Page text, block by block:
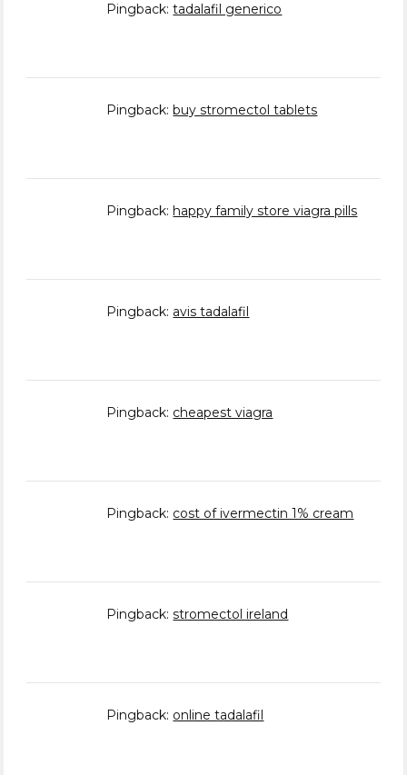
Pingback:tadalafil generico
Pingback: buy stromectol tablets
Pingback: happy family store viagra pills
Pingback: avis tadalafil
Pingback: cheapest viagra
Pingback: cost of ivermectin 1% cream
Pingback:stromectol ireland
Pingback: online tadalafil